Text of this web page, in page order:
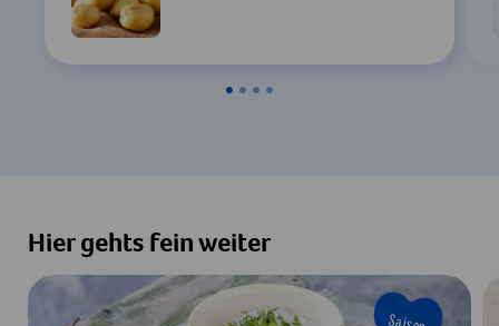
Hier gehts fein weiter